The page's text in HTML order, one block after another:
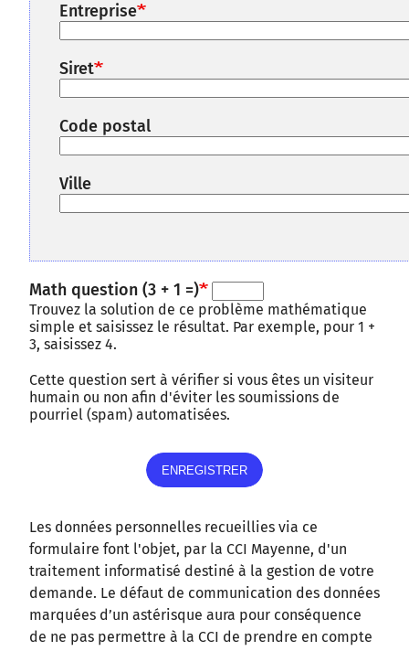
Entreprise
Siret
Code postal
Ville
Math question (3 + 1 =)
Trouvez la solution de ce problème mathématique
simple et saisissez le résultat. Par exemple, pour 1 +
3, saisissez 4.
Cette question sert à vérifier si vous êtes un visiteur
humain ou non afin d'éviter les soumissions de
pourriel (spam) automatisées.
Les données personnelles recueillies via ce
formulaire font l'objet, par la CCI Mayenne, d'un
traitement informatisé destiné à la gestion de votre
demande. Le défaut de communication des données
marquées d’un astérisque aura pour conséquence
de ne pas permettre à la CCI de prendre en compte